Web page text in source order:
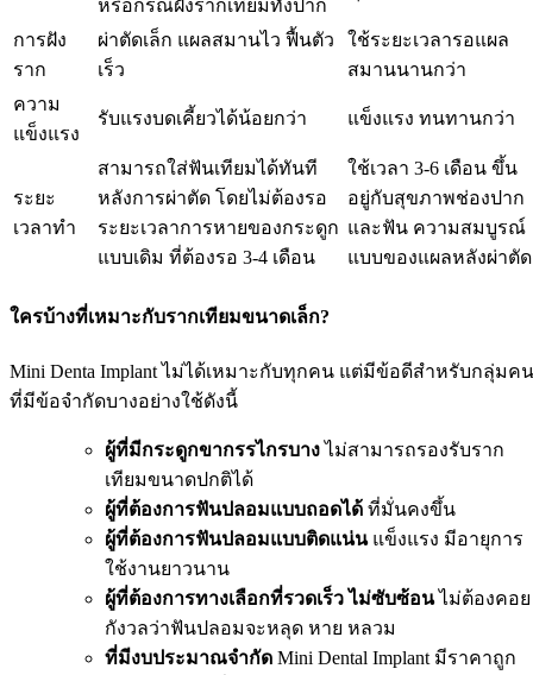
หรือกรณีฝังรากเทียมทั้งปาก
การฝัง
ราก
ผ่าตัดเล็ก แผลสมานไว ฟื้นตัว
เร็ว
ใช้ระยะเวลารอแผล
สมานนานกว่า
ความ
แข็งแรง
รับแรงบดเคี้ยวได้น้อยกว่า แข็งแรง ทนทานกว่า
ระยะ
เวลาทำ
สามารถใส่ฟันเทียมได้ทันที
หลังการผ่าตัด โดยไม่ต้องรอ
ระยะเวลาการหายของกระดูก
แบบเดิม ที่ต้องรอ 3-4 เดือน
ใช้เวลา 3-6 เดือน ขึ้น
อยู่กับสุขภาพช่องปาก
และฟัน ความสมบูรณ์
แบบของแผลหลังผ่าตัด
ใครบ้างที่เหมาะกับรากเทียมขนาดเล็ก?
Mini Denta Implant ไม่ได้เหมาะกับทุกคน แต่มีข้อดีสำหรับกลุ่มคน
ที่มีข้อจำกัดบางอย่างใช้ดังนี้
ผู้ที่มีกระดูกขากรรไกรบางไม่สามารถรองรับราก
เทียมขนาดปกติได้
ผู้ที่ต้องการฟันปลอมแบบถอดได้ ที่มั่นคงขึ้น
ผู้ที่ต้องการฟันปลอมแบบติดแน่น แข็งแรง มีอายุการ
ใช้งานยาวนาน
ผู้ที่ต้องการทางเลือกที่รวดเร็ว ไม่ซับซ้อนไม่ต้องคอย
กังวลว่าฟันปลอมจะหลุด หาย หลวม
ที่มีงบประมาณจำกัด Mini Dental Implant มีราคาถูก